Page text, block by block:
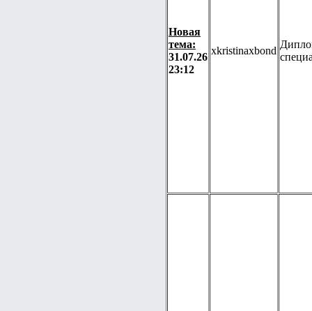
Новая
тема:
31.07.26
23:12
xkristinaxbond